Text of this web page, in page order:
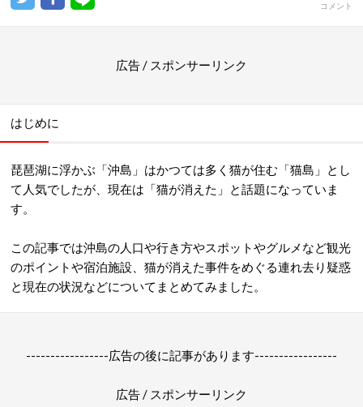
コメント
広告 / スポンサーリンク
はじめに
琵琶湖に浮かぶ「沖島」はかつては多く猫が住む「猫島」とし
て人気でしたが、現在は「猫が消えた」と話題になっていま
す。
この記事では沖島の人口や行き方やスポットやグルメなど観光
のポイントや宿泊施設、猫が消えた事件をめぐる連れ去り疑惑
と現在の状況などについてまとめてみました。
-----------------広告の後に記事があります-----------------
広告 / スポンサーリンク